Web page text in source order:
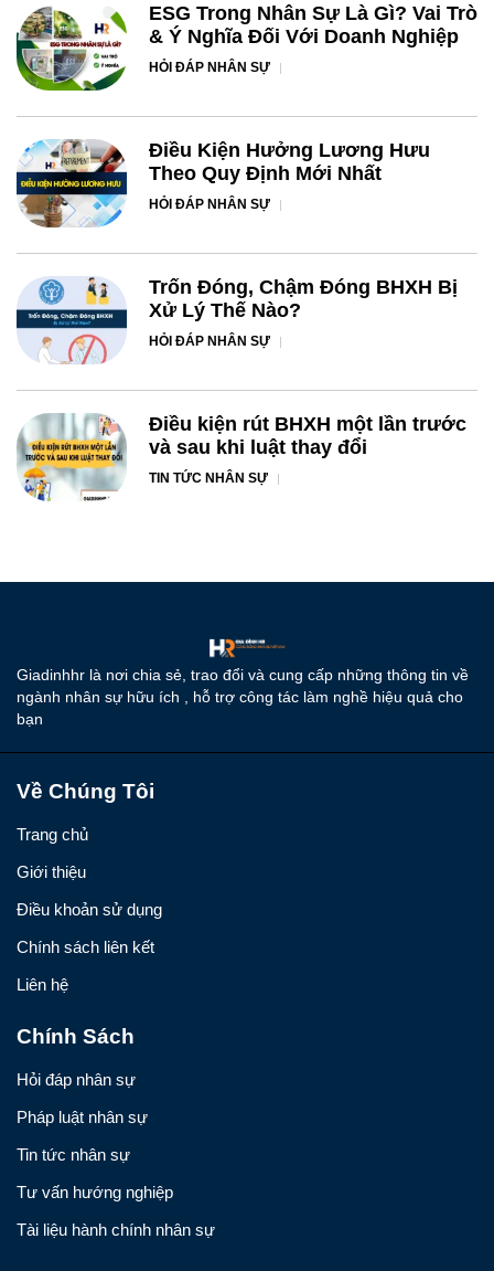
ESG Trong Nhân Sự Là Gì? Vai Trò
& Ý Nghĩa Đối Với Doanh Nghiệp
HỎI ĐÁP NHÂN SỰ
Điều Kiện Hưởng Lương Hưu
Theo Quy Định Mới Nhất
HỎI ĐÁP NHÂN SỰ
Trốn Đóng, Chậm Đóng BHXH Bị
Xử Lý Thế Nào?
HỎI ĐÁP NHÂN SỰ
Điều kiện rút BHXH một lần trước
và sau khi luật thay đổi
TIN TỨC NHÂN SỰ
Giadinhhr là nơi chia sẻ, trao đổi và cung cấp những thông tin về
ngành nhân sự hữu ích , hỗ trợ công tác làm nghề hiệu quả cho
bạn
Về Chúng Tôi
Trang chủ
Giới thiệu
Điều khoản sử dụng
Chính sách liên kết
Liên hệ
Chính Sách
Hỏi đáp nhân sự
Pháp luật nhân sự
Tin tức nhân sự
Tư vấn hướng nghiệp
Tài liệu hành chính nhân sự